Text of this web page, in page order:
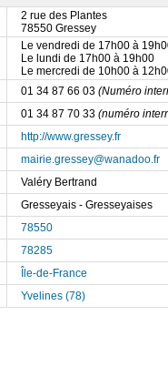
2 rue des Plantes
78550 Gressey
Le vendredi de 17h00 à
Le lundi de 17h00 à 19h00
Le mercredi de 10h00 à
01 34 87 66 03 (Numéro
01 34 87 70 33 (numéro
http://www.gressey.fr
mairie.gressey@wanadoo.fr
Valéry Bertrand
Gresseyais - Gresseyaises
78550
78285
Île-de-France
Yvelines (78)